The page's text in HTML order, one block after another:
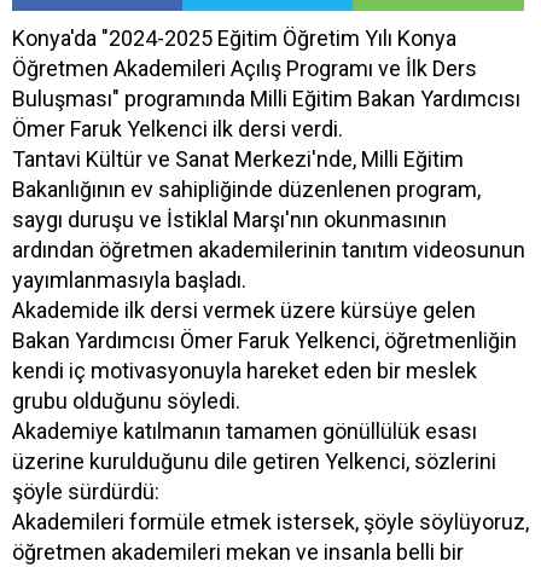
Konya'da "2024-2025 Eğitim Öğretim Yılı Konya
Öğretmen Akademileri Açılış Programı ve İlk Ders
Buluşması" programında Milli Eğitim Bakan Yardımcısı
Ömer Faruk Yelkenci ilk dersi verdi.
Tantavi Kültür ve Sanat Merkezi'nde, Milli Eğitim
Bakanlığının ev sahipliğinde düzenlenen program,
saygı duruşu ve İstiklal Marşı'nın okunmasının
ardından öğretmen akademilerinin tanıtım videosunun
yayımlanmasıyla başladı.
Akademide ilk dersi vermek üzere kürsüye gelen
Bakan Yardımcısı Ömer Faruk Yelkenci, öğretmenliğin
kendi iç motivasyonuyla hareket eden bir meslek
grubu olduğunu söyledi.
Akademiye katılmanın tamamen gönüllülük esası
üzerine kurulduğunu dile getiren Yelkenci, sözlerini
şöyle sürdürdü:
Akademileri formüle etmek istersek, şöyle söylüyoruz,
öğretmen akademileri mekan ve insanla belli bir